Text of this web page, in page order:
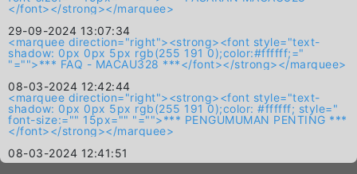
</font></strong></marquee>
29-09-2024 13:07:34
<marquee direction="right"><strong><font style="text-
shadow: 0px 0px 5px rgb(255 191 0);color:#ffffff;="
"="">*** FAQ - MACAU328 ***</font></strong></marquee>
08-03-2024 12:42:44
<marquee direction="right"><strong><font style="text-
shadow: 0px 0px 5px rgb(255 191 0);color: #ffffff; style="
font-size:="" 15px="" "="">*** PENGUMUMAN PENTING ***
</font></strong></marquee>
08-03-2024 12:41:51